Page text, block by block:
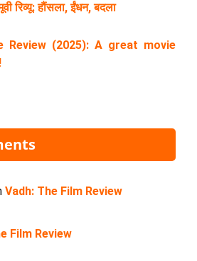
रिव्यू: हौंसला, ईंधन, बदला
Review (2025): A great movie
Vadh: The Film Review
Film Review